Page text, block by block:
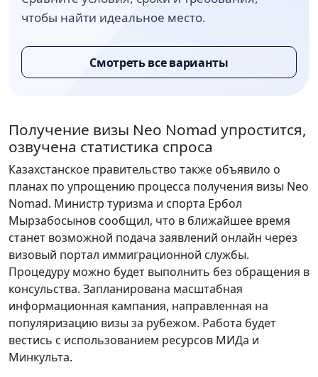
чтобы найти идеальное место.
Смотреть все варианты
Получение визы Neo Nomad упростится,
озвучена статистика спроса
Казахстанское правительство также объявило о
планах по упрощению процесса получения визы Neo
Nomad. Министр туризма и спорта Ербол
Мырзабосынов сообщил, что в ближайшее время
станет возможной подача заявлений онлайн через
визовый портал иммиграционной службы.
Процедуру можно будет выполнить без обращения в
консульства. Запланирована масштабная
информационная кампания, направленная на
популяризацию визы за рубежом. Работа будет
вестись с использованием ресурсов МИДа и
Минкульта.